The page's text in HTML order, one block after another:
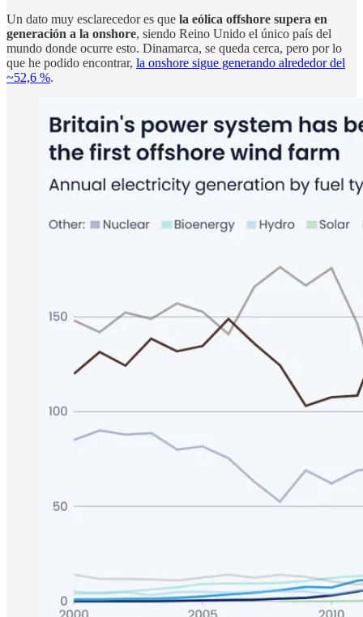
Un dato muy esclarecedor es que la eólica offshore supera en
generación a la onshore, siendo Reino Unido el único país del
mundo donde ocurre esto. Dinamarca, se queda cerca, pero por lo
que he podido encontrar, la onshore sigue generando alrededor del
~52,6 %.